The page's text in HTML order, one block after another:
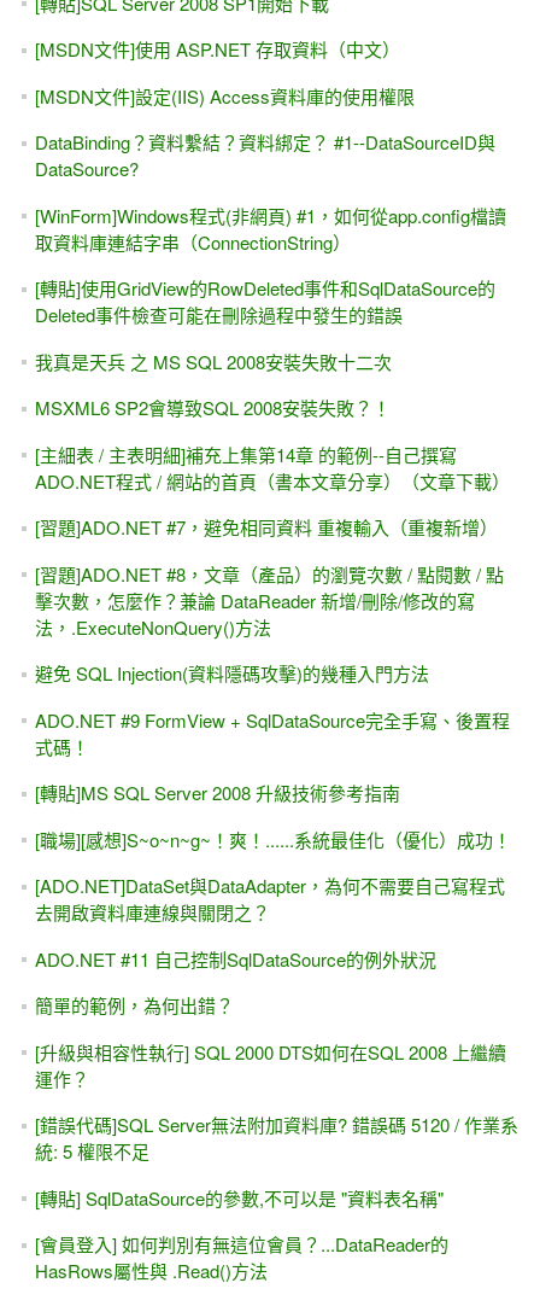
.NET的世界裡，"入門的" VB / C#語法轉換不該是一個問題。
[前端React +後端 ASP.NET WebAPI] 使用 VS2022開發環
境，請 AI幫我寫程式
LINQ-to-SQL與資料分頁 -- Skip與Take函數
黑暗執行緒 -- ASP.NET MVC 3 豬走路 範例 (View Engine，
選Razor)
Model Binding入門、簡介、初試身手 #3 -- Web Form、
Repository 與 .TryUpdateModel()方法
[好書推薦]下集（<big>第二版</big>黑皮書），ASP.NET 4.0
專題實務 II--範例應用與4.0新功能（松崗）VB/C#雙語法
[團購] ASP.NET專題實務(文魁出版) VB / C#版都有，數量有
補習班（學校）專用書 -- ASP.NET學習教材、核心教材
料」，並採用參數(InsertParameters)
[習題]ADO.NET，兩個TextBox欄位作相互查詢 （附AJAX範
[勘誤]VS 2013因為ASP.NET FriendlyURLs（易記URL）產生
網頁公布」
推薦文章--[入門經驗談]買幾本ASP.NET for C#的書就代表懂
Web Service入門 #3，[小改版] 呼叫現成的Web Service 給我
技術? Web or Windows ?網路不通怎麼辦?
向一本好書道別 -- 章立民老師的「用實例學ASP.NET 3.5-基
某一列的索引值？ ListViewDataItem的 DisplayIndex屬性 /
DataItemIndex屬性